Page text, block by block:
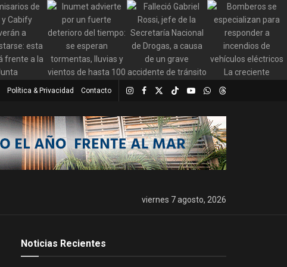
Política & Privacidad Contacto
viernes 7 agosto, 2026
Noticias Recientes